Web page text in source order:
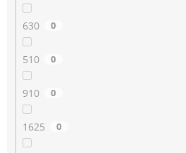
630 0
510 0
910 0
1625 0